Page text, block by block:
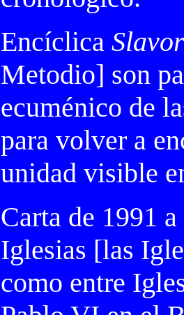
Encíclica
Metodio] son
ecuménico de
para volver a
unidad visible
Carta de 1991
Iglesias [las
como entre